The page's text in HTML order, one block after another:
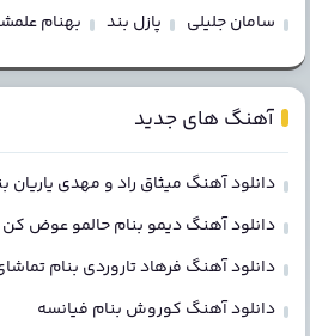
سامان جلیلی
پازل بند بهنام
آهنگ های جدید
دانلود آهنگ میثاق راد و مهدی یاریان
دانلود آهنگ دیمو بنام حالمو عوض کن
دانلود آهنگ فرهاد تاروردی بنام
دانلود آهنگ کوروش بنام فیانسه